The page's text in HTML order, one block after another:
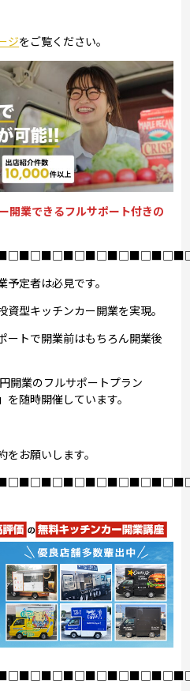
ジをご覧ください。
開業できるフルサポート付きの
予定者は必見です。
型キッチンカー開業を実現。
ートで開業前はもちろん開業後
開業のフルサポートプラン
を随時開催しています。
お願いします。